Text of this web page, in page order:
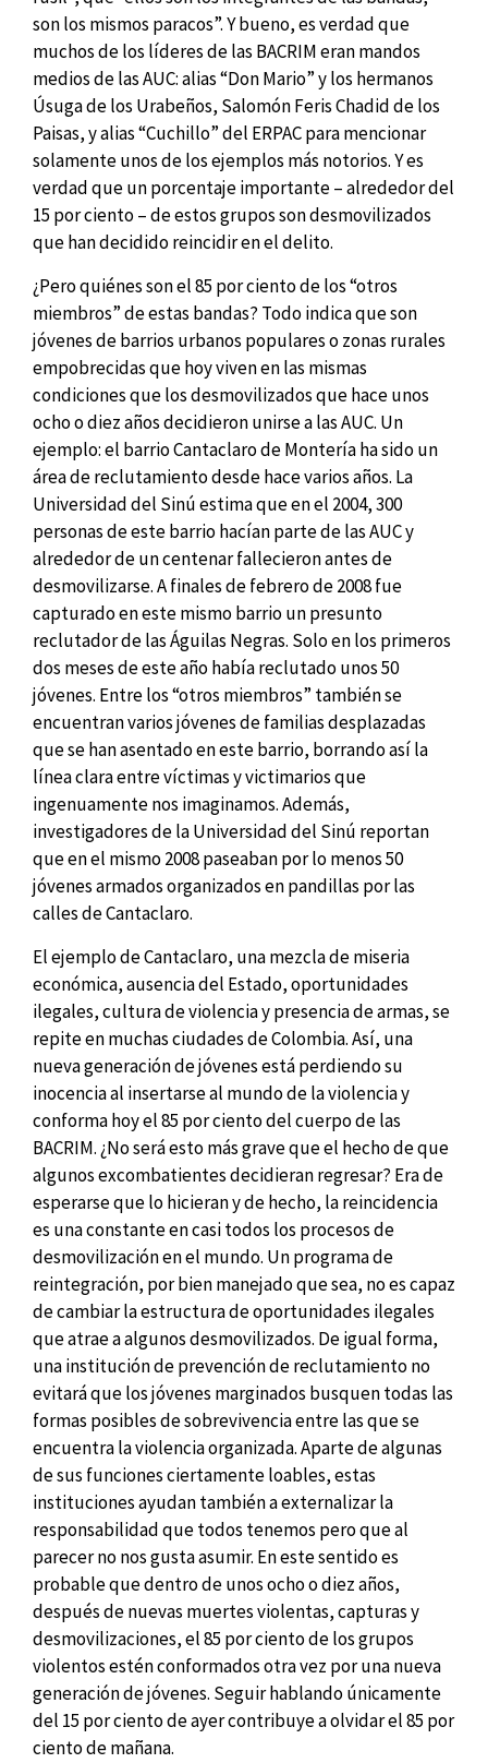
son los mismos paracos”. Y bueno, es verdad que
muchos de los líderes de las BACRIM eran mandos
medios de las AUC: alias “Don Mario” y los hermanos
Úsuga de los Urabeños, Salomón Feris Chadid de los
Paisas, y alias “Cuchillo” del ERPAC para mencionar
solamente unos de los ejemplos más notorios. Y es
verdad que un porcentaje importante – alrededor del
15 por ciento – de estos grupos son desmovilizados
que han decidido reincidir en el delito.
¿Pero quiénes son el 85 por ciento de los “otros
miembros” de estas bandas? Todo indica que son
jóvenes de barrios urbanos populares o zonas rurales
empobrecidas que hoy viven en las mismas
condiciones que los desmovilizados que hace unos
ocho o diez años decidieron unirse a las AUC. Un
ejemplo: el barrio Cantaclaro de Montería ha sido un
área de reclutamiento desde hace varios años. La
Universidad del Sinú estima que en el 2004, 300
personas de este barrio hacían parte de las AUC y
alrededor de un centenar fallecieron antes de
desmovilizarse. A finales de febrero de 2008 fue
capturado en este mismo barrio un presunto
reclutador de las Águilas Negras. Solo en los primeros
dos meses de este año había reclutado unos 50
jóvenes. Entre los “otros miembros” también se
encuentran varios jóvenes de familias desplazadas
que se han asentado en este barrio, borrando así la
línea clara entre víctimas y victimarios que
ingenuamente nos imaginamos. Además,
investigadores de la Universidad del Sinú reportan
que en el mismo 2008 paseaban por lo menos 50
jóvenes armados organizados en pandillas por las
calles de Cantaclaro.
El ejemplo de Cantaclaro, una mezcla de miseria
económica, ausencia del Estado, oportunidades
ilegales, cultura de violencia y presencia de armas, se
repite en muchas ciudades de Colombia. Así, una
nueva generación de jóvenes está perdiendo su
inocencia al insertarse al mundo de la violencia y
conforma hoy el 85 por ciento del cuerpo de las
BACRIM. ¿No será esto más grave que el hecho de que
algunos excombatientes decidieran regresar? Era de
esperarse que lo hicieran y de hecho, la reincidencia
es una constante en casi todos los procesos de
desmovilización en el mundo. Un programa de
reintegración, por bien manejado que sea, no es capaz
de cambiar la estructura de oportunidades ilegales
que atrae a algunos desmovilizados. De igual forma,
una institución de prevención de reclutamiento no
evitará que los jóvenes marginados busquen todas las
formas posibles de sobrevivencia entre las que se
encuentra la violencia organizada. Aparte de algunas
de sus funciones ciertamente loables, estas
instituciones ayudan también a externalizar la
responsabilidad que todos tenemos pero que al
parecer no nos gusta asumir. En este sentido es
probable que dentro de unos ocho o diez años,
después de nuevas muertes violentas, capturas y
desmovilizaciones, el 85 por ciento de los grupos
violentos estén conformados otra vez por una nueva
generación de jóvenes. Seguir hablando únicamente
del 15 por ciento de ayer contribuye a olvidar el 85 por
ciento de mañana.